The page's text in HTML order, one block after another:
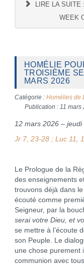
LIRE LA SUITE
WEEK
HOMÉLIE
TROISIÈME
MARS 2026
Catégorie : Homélies de
Publication : 11 mars
12 mars 2026 – jeudi
Jr 7, 23-28 ; Luc 11,
Le Prologue de la
des enseignements
trouvons déjà dans
écouté comme
Seigneur, par la
serai votre Dieu, et
se mettre à l’écoute
son Peuple. Le
une chose purement
communion avec